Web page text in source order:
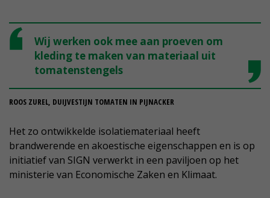
Wij werken ook mee aan proeven om
kleding te maken van materiaal uit
tomatenstengels
ROOS ZUREL, DUIJVESTIJN TOMATEN IN PIJNACKER
Het zo ontwikkelde isolatiemateriaal heeft
brandwerende en akoestische eigenschappen en is op
initiatief van SIGN verwerkt in een paviljoen op het
ministerie van Economische Zaken en Klimaat.